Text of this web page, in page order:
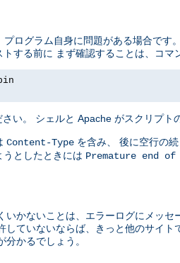
ログラム自身に問題がある場合で
する前に まず確認することは、コ
い。 シェルと Apache がスクリプト
Content-Type を含み、 後に空行の
としたときには Premature end
いかないことは、エラーログにメッ
していないならば、きっと他のサイ
かるでしょう。